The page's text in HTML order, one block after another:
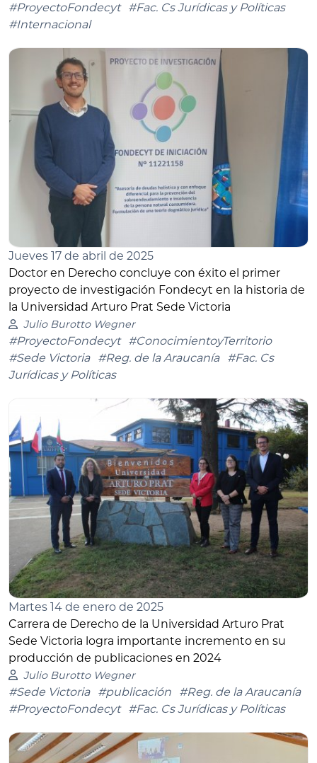
#ProyectoFondecyt
#Fac. Cs Jurídicas y Políticas
#Internacional
Jueves 17 de abril de 2025
Doctor en Derecho concluye con éxito el primer
proyecto de investigación Fondecyt en la historia de
la Universidad Arturo Prat Sede Victoria
Julio Burotto Wegner
#ProyectoFondecyt
#ConocimientoyTerritorio
#Sede Victoria
#Reg. de la Araucanía
#Fac. Cs
Jurídicas y Políticas
Martes 14 de enero de 2025
Carrera de Derecho de la Universidad Arturo Prat
Sede Victoria logra importante incremento en su
producción de publicaciones en 2024
Julio Burotto Wegner
#Sede Victoria #publicación
#Reg. de la Araucanía
#ProyectoFondecyt
#Fac. Cs Jurídicas y Políticas